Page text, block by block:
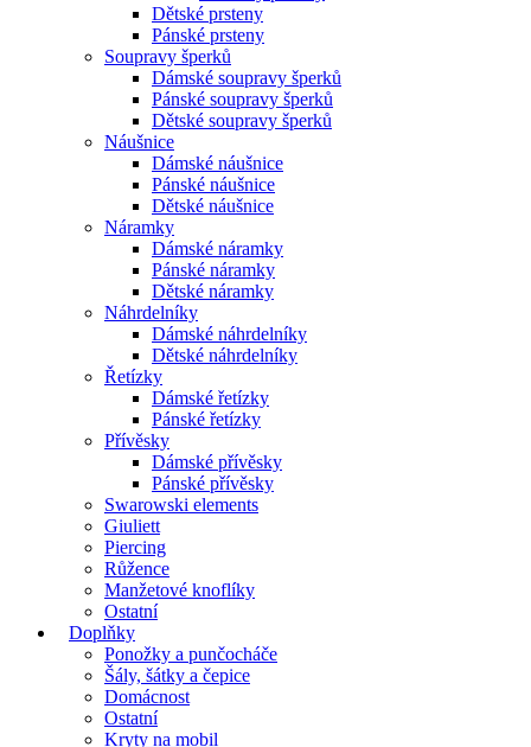
Dětské prsteny
Pánské prsteny
Soupravy šperků
Dámské soupravy šperků
Pánské soupravy šperků
Dětské soupravy šperků
Náušnice
Dámské náušnice
Pánské náušnice
Dětské náušnice
Náramky
Dámské náramky
Pánské náramky
Dětské náramky
Náhrdelníky
Dámské náhrdelníky
Dětské náhrdelníky
Řetízky
Dámské řetízky
Pánské řetízky
Přívěsky
Dámské přívěsky
Pánské přívěsky
Swarowski elements
Giuliett
Piercing
Růžence
Manžetové knoflíky
Ostatní
Doplňky
Ponožky a punčocháče
Šály, šátky a čepice
Domácnost
Ostatní
Kryty na mobil